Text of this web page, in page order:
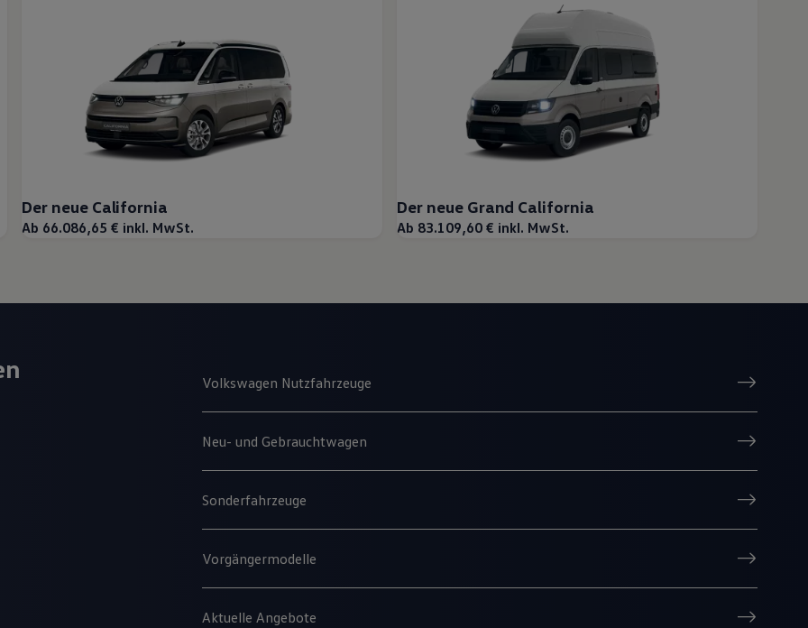
Der neue California
Ab 66.086,65 € inkl. MwSt.
Der neue Grand California
Ab 83.109,60 € inkl. MwSt.
Volkswagen Nutzfahrzeuge
Neu- und Gebrauchtwagen
Sonderfahrzeuge
Vorgängermodelle
Aktuelle Angebote